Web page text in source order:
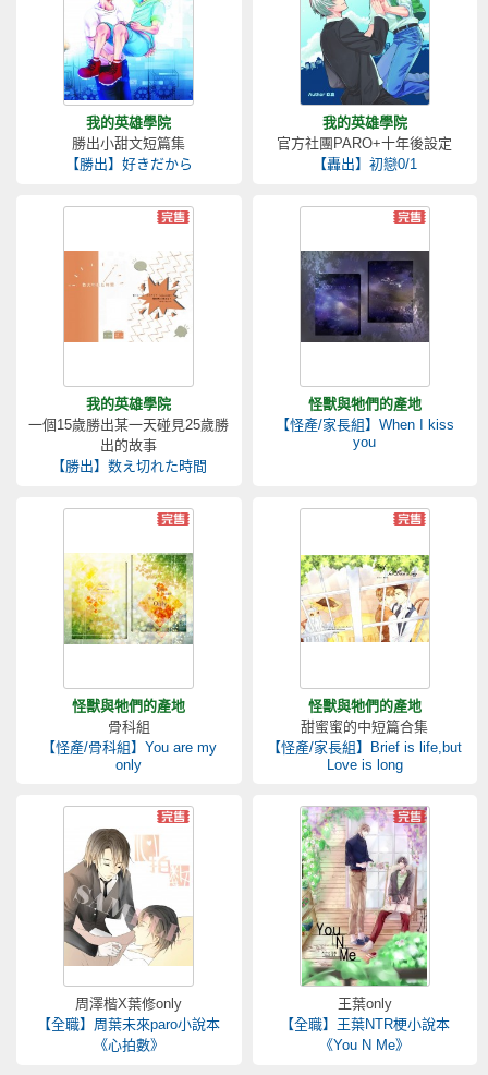
我的英雄學院
勝出小甜文短篇集
【勝出】好きだから
我的英雄學院
官方社團PARO+十年後設定
【轟出】初戀0/1
我的英雄學院
一個15歲勝出某一天碰見25歲勝
出的故事
【勝出】数え切れた時間
怪獸與牠們的產地
【怪產/家長組】When I kiss
you
怪獸與牠們的產地
骨科組
【怪產/骨科組】You are my
only
怪獸與牠們的產地
甜蜜蜜的中短篇合集
【怪產/家長組】Brief is life,but
Love is long
周澤楷X葉修only
【全職】周葉未來paro小說本
《心拍數》
王葉only
【全職】王葉NTR梗小說本
《You N Me》